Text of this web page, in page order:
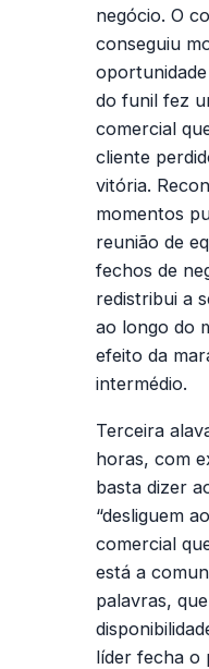
negócio. O
conseguiu
do funil fez
comercial
cliente
vitória.
momentos
reunião de
fechos de
redistribui a
ao longo do
efeito da
intermédio.
Terceira
horas, com
basta dizer
“desliguem
comercial
está a
palavras,
líder fecha o